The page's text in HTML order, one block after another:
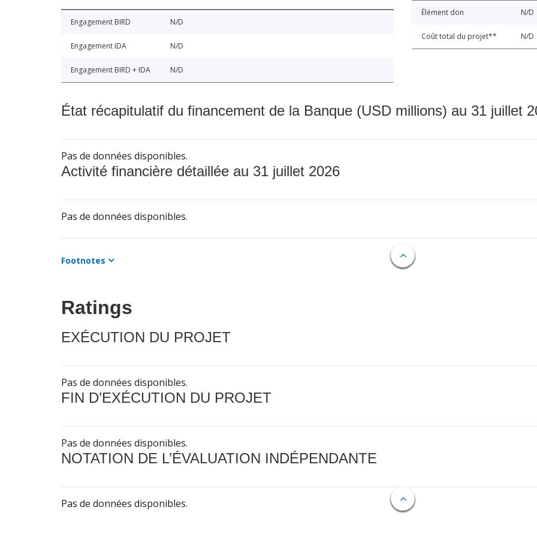
Engagement BIRD N/D
Engagement IDA N/D
Engagement BIRD + IDA N/D
Élément don N/D
Coût total du projet** N/D
État récapitulatif du financement de la Banque (USD millions) au 31 juillet
Pas de données disponibles.
Activité financière détaillée au 31 juillet 2026
Pas de données disponibles.
Footnotes
Ratings
EXÉCUTION DU PROJET
Pas de données disponibles.
FIN D’EXÉCUTION DU PROJET
Pas de données disponibles.
NOTATION DE L’ÉVALUATION INDÉPENDANTE
Pas de données disponibles.